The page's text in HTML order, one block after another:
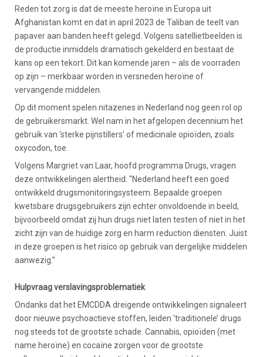
Reden tot zorg is dat de meeste heroïne in Europa uit
Afghanistan komt en dat in april 2023 de Taliban de teelt van
papaver aan banden heeft gelegd. Volgens satellietbeelden is
de productie inmiddels dramatisch gekelderd en bestaat de
kans op een tekort. Dit kan komende jaren – als de voorraden
op zijn – merkbaar worden in versneden heroïne of
vervangende middelen.
Op dit moment spelen nitazenes in Nederland nog geen rol op
de gebruikersmarkt. Wel nam in het afgelopen decennium het
gebruik van ‘sterke pijnstillers’ of medicinale opioïden, zoals
oxycodon, toe.
Volgens Margriet van Laar, hoofd programma Drugs, vragen
deze ontwikkelingen alertheid: "Nederland heeft een goed
ontwikkeld drugsmonitoringsysteem. Bepaalde groepen
kwetsbare drugsgebruikers zijn echter onvoldoende in beeld,
bijvoorbeeld omdat zij hun drugs niet laten testen of niet in het
zicht zijn van de huidige zorg en harm reduction diensten. Juist
in deze groepen is het risico op gebruik van dergelijke middelen
aanwezig.”
Hulpvraag verslavingsproblematiek
Ondanks dat het EMCDDA dreigende ontwikkelingen signaleert
door nieuwe psychoactieve stoffen, leiden ‘traditionele’ drugs
nog steeds tot de grootste schade. Cannabis, opioïden (met
name heroïne) en cocaïne zorgen voor de grootste